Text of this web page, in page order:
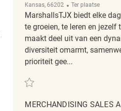
Kansas, 66202
Afgelegen
Ter plaatse
MarshallsTJX biedt elke
te groeien, te leren en jezelf
maakt deel uit van een
diversiteit omarmt,
prioriteit gee...
Redden Merchandising
MERCHANDISING SALES